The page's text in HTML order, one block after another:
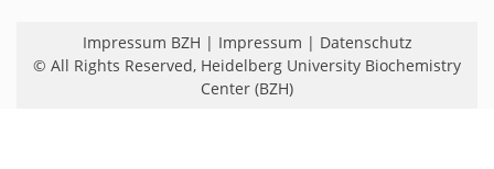
Impressum BZH | Impressum | Datenschutz
© All Rights Reserved, Heidelberg University Biochemistry
Center (BZH)